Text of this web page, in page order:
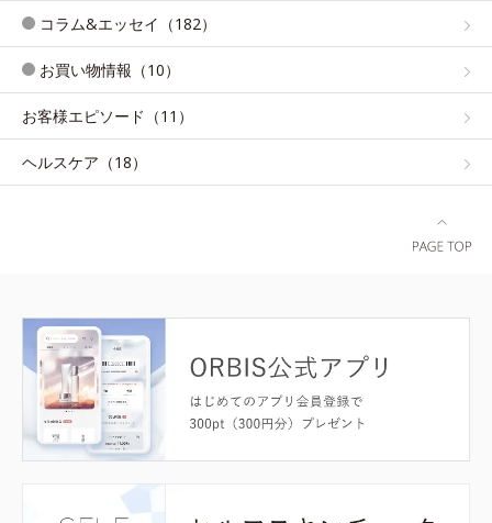
コラム&エッセイ（182）
お買い物情報（10）
お客様エピソード（11）
ヘルスケア（18）